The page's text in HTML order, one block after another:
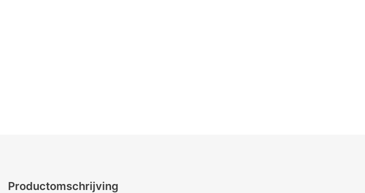
Productomschrijving